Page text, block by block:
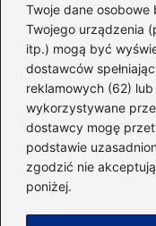
Twoje dane
Twojego urządzenia
itp.) mogą być
dostawców
reklamowych (62)
wykorzystywane
dostawcy mogę
podstawie
zgodzić nie
poniżej.